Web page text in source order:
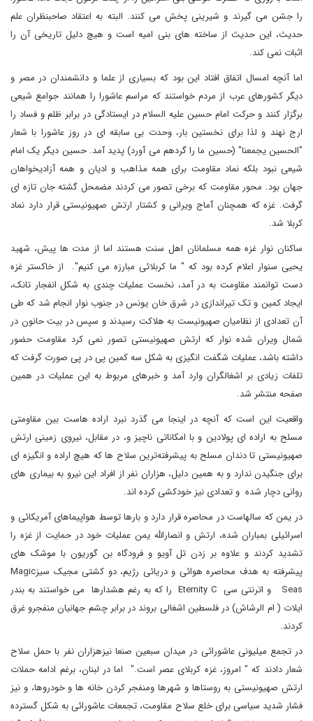
را جشن می گیرند و شیرینی پخش می کنند. البته به اعتقاد صاحبنظران علم
حدیث، این حدیث از ساخته های بنی امیه است و هیچ دلیل تاریخی آن را
اثبات نمی کند.
اما آنچه امسال اتفاق افتاد این بود که بسیاری از علما و دانشمندان در مصر و
دیگر کشورهای عرب از مردم خواستند که مراسم عاشورا را همانند جوامع شیعی
برگزار کنند و حرکت امام حسین علیه السلام در ایستادگی در برابر ظلم و فساد را
ارج نهند و لذا برای نخستین بار، وحدت بی سابقه ای در روز عاشورا با شعار
"الحسین یجمعنا" (حسین ما را گردهم می آورد) پدید آمد. حسین دیگر یک امام
شیعی نبود بلکه نماد مقاومت برای همه مذاهب و ادیان و همه آزادیخواهان
جهان بود. محور مقاومت که برخی تصور می کردند مضمحل گشته جان تازه ای
گرفت. غزه که همچنان آماج ویرانی و کشتار ارتش صهیونیستی قرار دارد نماد
کربلا شد.
ساکنان نوار غزه همه مسلمانان اهل سنت هستند اما از مدت ها پیش، شهید
یحیی سنوار اعلام کرده بود که " ما کربلائی مبارزه می کنیم". از خاکستر غزه
دست توانمند مقاومت به در آمد، نخست عملیات چندی به شکل انفجار تانک،
ایجاد کمین و تک تیراندازی در شرق خان یونس در جنوب نوار انجام شد که طی
آن تعدادی از نظامیان صهیونیست به هلاکت رسیدند و سپس در بیت حانون در
شمال ویران شده نوار که ارتش صهیونیستی تصور نمی کرد مقاومت حضور
داشته باشد، عملیات شگفت انگیزی به شکل سه کمین پی در پی صورت گرفت که
تلفات زیادی بر اشغالگران وارد آمد و خبرهای مربوط به این عملیات در همین
صفحه منتشر شد.
واقعیت این است که آنچه در اینجا می گذرد نبرد اراده هاست بین مقاومتی
مسلح به اراده ای پولادین و با امکاناتی ناچیز و، در مقابل، نیروی زمینی ارتش
صهیونیستی تا دندان مسلح به پیشرفته‌ترین سلاح ها که هیچ اراده و انگیزه ای
برای جنگیدن ندارد و به همین دلیل، هزاران نفر از افراد این نیرو به بیماری های
روانی دچار شده و تعدادی نیز خودکشی کرده اند.
در یمن که سالهاست در محاصره قرار دارد و بارها توسط هواپیماهای آمریکائی و
اسرائیلی بمباران شده، ارتش و انصارالله یمن عملیات خود در حمایت از غزه را
تشدید کردند و علاوه بر زدن تل آویو و فرودگاه بن گوریون با موشک های
پیشرفته به هدف محاصره هوائی و دریائی رژیم، دو کشتی مجیک سیزMagic
Seas و اترنتی سی Eternity C را که به رغم هشدارها می خواستند به بندر
ایلات ( ام الرشاش) در فلسطین اشغالی بروند در برابر چشم جهانیان منفجرو غرق
کردند.
در تجمع میلیونی عاشورائی در میدان سبعین صنعا نیزهزاران نفر با حمل سلاح
شعار دادند که " امروز، غزه کربلای عصر است." اما در لبنان، برغم ادامه حملات
ارتش صهیونیستی به روستاها و شهرها ومنفجر کردن خانه ها و خودروها، و نیز
فشار شدید سیاسی برای خلع سلاح مقاومت، تجمعات عاشورائی به شکل گسترده